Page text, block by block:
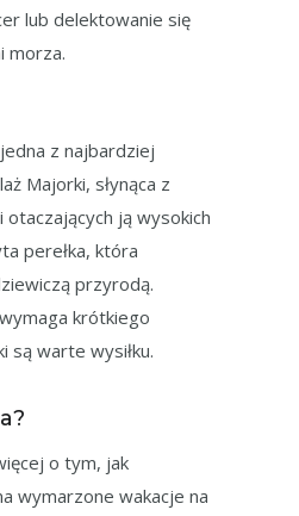
lub delektowanie się
morza.
z najbardziej
Majorki, słynąca z
ją wysokich
perełka, która
przyrodą.
krótkiego
są warte wysiłku.
o tym, jak
wymarzone wakacje na